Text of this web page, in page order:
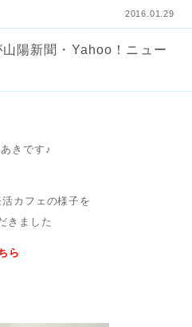
2016.01.29
山陽新聞・Yahoo！ニュー
きです♪
カフェの様子を
きました
ら